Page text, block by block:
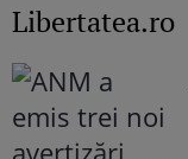
Libertatea.ro